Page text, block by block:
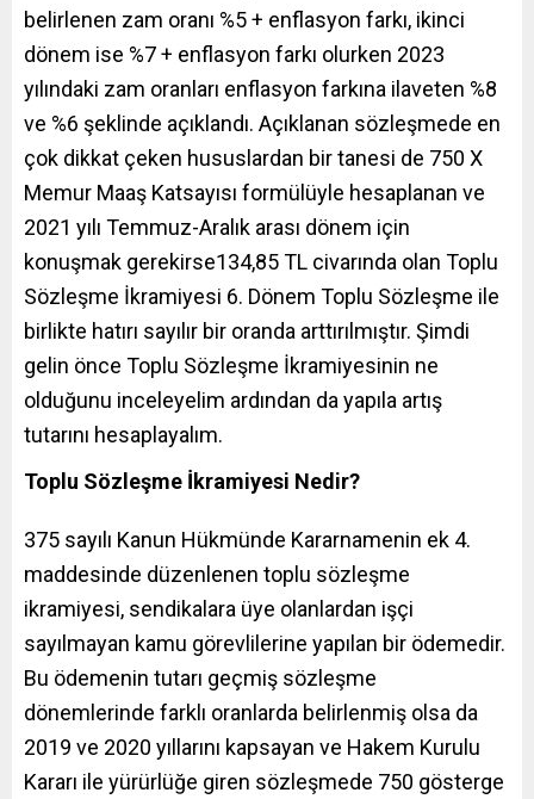
belirlenen zam oranı %5 + enflasyon farkı, ikinci
dönem ise %7 + enflasyon farkı olurken 2023
yılındaki zam oranları enflasyon farkına ilaveten %8
ve %6 şeklinde açıklandı. Açıklanan sözleşmede en
çok dikkat çeken hususlardan bir tanesi de 750 X
Memur Maaş Katsayısı formülüyle hesaplanan ve
2021 yılı Temmuz-Aralık arası dönem için
konuşmak gerekirse134,85 TL civarında olan Toplu
Sözleşme İkramiyesi 6. Dönem Toplu Sözleşme ile
birlikte hatırı sayılır bir oranda arttırılmıştır. Şimdi
gelin önce Toplu Sözleşme İkramiyesinin ne
olduğunu inceleyelim ardından da yapıla artış
tutarını hesaplayalım.
Toplu Sözleşme İkramiyesi Nedir?
375 sayılı Kanun Hükmünde Kararnamenin ek 4.
maddesinde düzenlenen toplu sözleşme
ikramiyesi, sendikalara üye olanlardan işçi
sayılmayan kamu görevlilerine yapılan bir ödemedir.
Bu ödemenin tutarı geçmiş sözleşme
dönemlerinde farklı oranlarda belirlenmiş olsa da
2019 ve 2020 yıllarını kapsayan ve Hakem Kurulu
Kararı ile yürürlüğe giren sözleşmede 750 gösterge